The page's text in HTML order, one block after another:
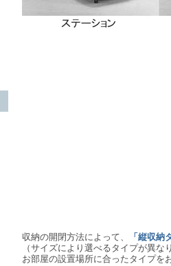
収納の開閉方法によって、 「縦収納
（サイズにより選べるタイプが異な
お部屋の設置場所に合ったタイプを